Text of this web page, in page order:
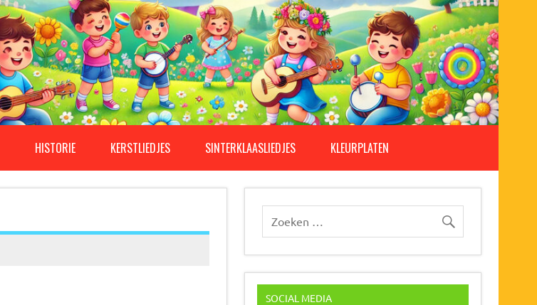
HISTORIE KERSTLIEDJES SINTERKLAASLIEDJES KLEURPLATEN
SOCIAL MEDIA